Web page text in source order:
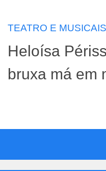
TEATRO E MUSICAIS
Heloísa
bruxa má em